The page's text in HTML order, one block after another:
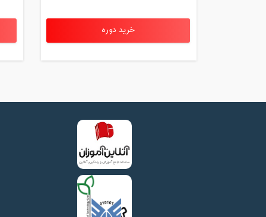
خرید دوره